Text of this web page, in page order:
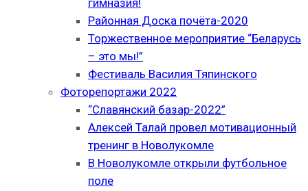
гимназия!
Районная Доска почёта-2020
Торжественное мероприятие “Беларусь
– это мы!”
Фестиваль Василия Тяпинского
Фоторепортажи 2022
“Славянский базар-2022”
Алексей Талай провел мотивационный
тренинг в Новолукомле
В Новолукомле открыли футбольное
поле